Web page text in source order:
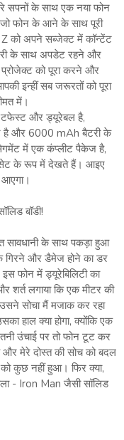
सपनों के साथ एक नया फोन
जो फोन के आने के साथ पूरी
Z को अपने सब्जेक्ट में कॉन्टेंट
के साथ अपडेट रहने और
को पूरा करने और
इन्हीं सब जरूरतों को पूरा
में।
टफेस्ट और ड्यूरेबल है,
है और 6000 mAh बैटरी के
में एक कंप्लीट पैकेज है,
के रूप में देखते हैं। आइए
बॉडी!
सावधानी के साथ पकड़ा हुआ
गिरने और डैमेज होने का डर
फोन में ड्यूरेबिलिटी का
शर्त लगाया कि एक मीटर की
सोचा मैं मजाक कर रहा
हाल क्या होगा, क्योंकि एक
उंचाई पर तो फोन टूट कर
मेरे दोस्त की सोच को बदल
कुछ नहीं हुआ। फिर क्या,
- Iron Man जैसी सॉलिड